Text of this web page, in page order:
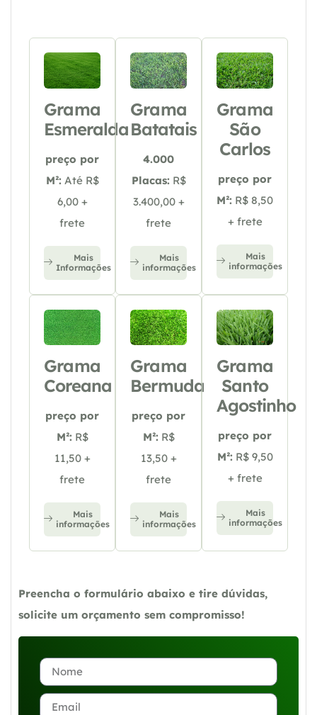
Grama
Esmeralda
preço por
M²: Até R$
6,00 +
frete
Mais
Informações
Grama
Batatais
4.000
Placas: R$
3.400,00 +
frete
Mais
informações
Grama
São
Carlos
preço por
M²: R$ 8,50
+ frete
Mais
informações
Grama
Coreana
preço por
M²: R$
11,50 +
frete
Mais
informações
Grama
Bermuda
preço por
M²: R$
13,50 +
frete
Mais
informações
Grama
Santo
Agostinho
preço por
M²: R$ 9,50
+ frete
Mais
informações
Preencha o formulário abaixo e tire dúvidas,
solicite um orçamento sem compromisso!